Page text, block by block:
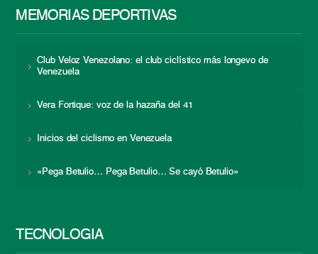
MEMORIAS DEPORTIVAS
Club Veloz Venezolano: el club ciclístico más longevo de
Venezuela
Vera Fortique: voz de la hazaña del 41
Inicios del ciclismo en Venezuela
«Pega Betulio… Pega Betulio… Se cayó Betulio»
TECNOLOGÍA